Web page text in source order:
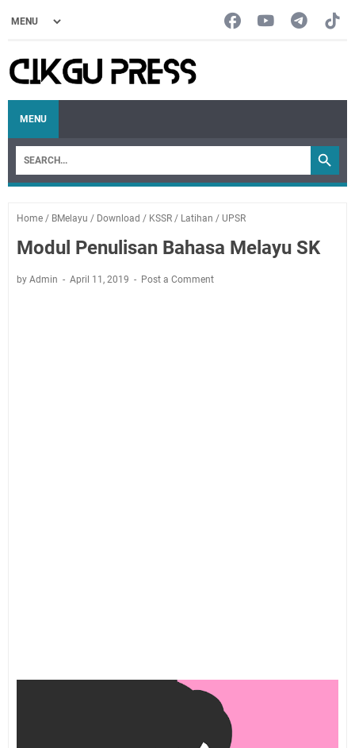
MENU
Home / BMelayu / Download / KSSR / Latihan / UPSR
Modul Penulisan Bahasa Melayu SK
by Admin April 11, 2019 Post a Comment